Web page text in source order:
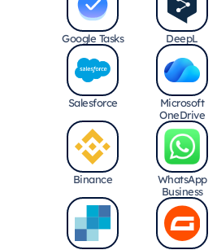
Google Tasks DeepL
Salesforce
Microsoft
OneDrive
Binance
WhatsApp
Business